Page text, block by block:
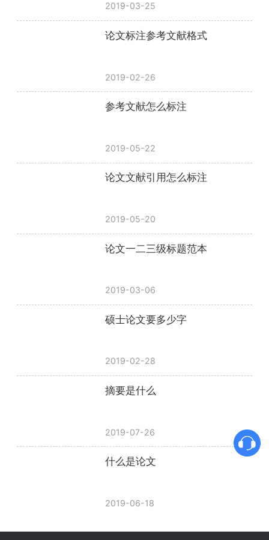
2019-03-25
论文标注参考文献格式
2019-02-26
参考文献怎么标注
2019-05-22
论文文献引用怎么标注
2019-05-20
论文一二三级标题范本
2019-03-06
硕士论文要多少字
2019-02-28
摘要是什么
2019-07-26
什么是论文
2019-06-18